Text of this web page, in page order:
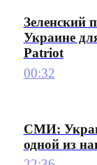
Зеленский
Украине
Patriot
00:32
СМИ:
одной из